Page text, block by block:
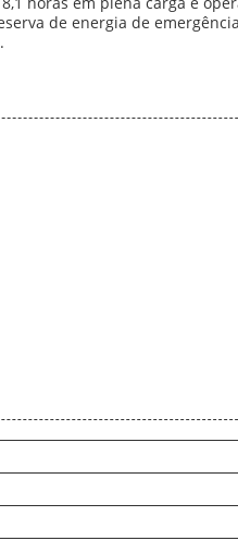
de energia de